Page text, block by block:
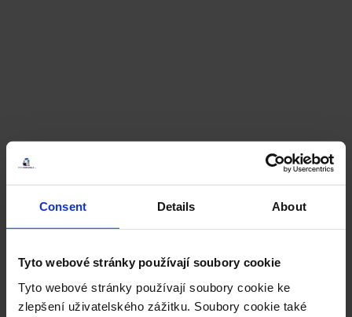
Consent Details About
Tyto webové stránky používají soubory cookie
Tyto webové stránky používají soubory cookie ke
zlepšení uživatelského zážitku. Soubory cookie také